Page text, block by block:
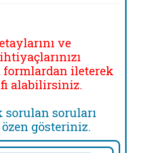
ve
formlardan ileterek
alabilirsiniz.
sorulan soruları
gösteriniz.